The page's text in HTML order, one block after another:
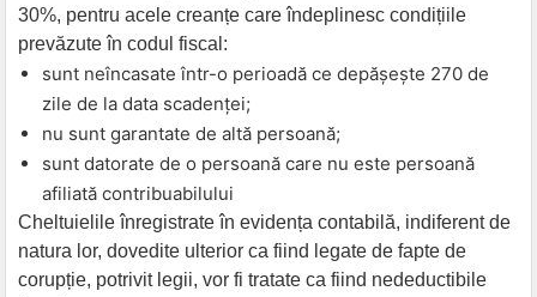
30%, pentru acele creanțe care îndeplinesc condițiile
prevăzute în codul fiscal:
sunt neîncasate într-o perioadă ce depășește 270 de
zile de la data scadenței;
nu sunt garantate de altă persoană;
sunt datorate de o persoană care nu este persoană
afiliată contribuabilului
Cheltuielile înregistrate în evidența contabilă, indiferent de
natura lor, dovedite ulterior ca fiind legate de fapte de
corupție, potrivit legii, vor fi tratate ca fiind nedeductibile